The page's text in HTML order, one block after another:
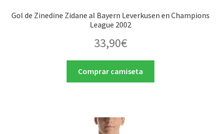
Gol de Zinedine Zidane al Bayern Leverkusen en Champions
League 2002
33,90€
Comprar camiseta